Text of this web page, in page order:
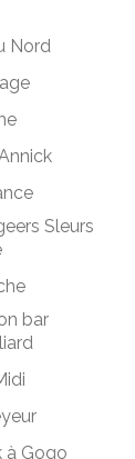
Nord
Sleurs
bar
à Gogo